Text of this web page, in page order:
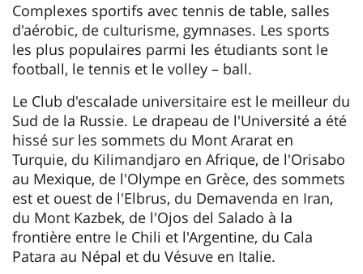
Complexes sportifs avec tennis de table, salles
d'aérobic, de culturisme, gymnases. Les sports
les plus populaires parmi les étudiants sont le
football, le tennis et le volley – ball.
Le Club d'escalade universitaire est le meilleur du
Sud de la Russie. Le drapeau de l'Université a été
hissé sur les sommets du Mont Ararat en
Turquie, du Kilimandjaro en Afrique, de l'Orisabo
au Mexique, de l'Olympe en Grèce, des sommets
est et ouest de l'Elbrus, du Demavenda en Iran,
du Mont Kazbek, de l'Ojos del Salado à la
frontière entre le Chili et l'Argentine, du Cala
Patara au Népal et du Vésuve en Italie.